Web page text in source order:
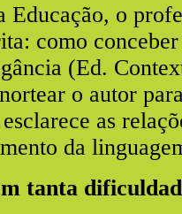
Educação, o
como
(Ed.
o autor
as
da
tanta